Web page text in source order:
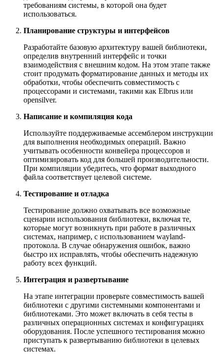
требованиям системы, в которой она будет
использоваться.
Планирование структуры и интерфейсов
Разработайте базовую архитектуру вашей библиотеки,
определив внутренний интерфейс и точки
взаимодействия с внешним кодом. На этом этапе также
стоит продумать форматирование данных и методы их
обработки, чтобы обеспечить совместимость с
процессорами и системами, такими как Elbrus или
opensilver.
Написание и компиляция кода
Используйте поддерживаемые ассемблером инструкции
для выполнения необходимых операций. Важно
учитывать особенности конвейера процессоров и
оптимизировать код для большей производительности.
При компиляции убедитесь, что формат выходного
файла соответствует целевой системе.
Тестирование и отладка
Тестирование должно охватывать все возможные
сценарии использования библиотеки, включая те,
которые могут возникнуть при работе в различных
системах, например, с использованием wayland-
протокола. В случае обнаружения ошибок, важно
быстро их исправлять, чтобы обеспечить надежную
работу всех функций.
Интеграция и развертывание
На этапе интеграции проверьте совместимость вашей
библиотеки с другими системными компонентами и
библиотеками. Это может включать в себя тесты в
различных операционных системах и конфигурациях
оборудования. После успешного тестирования можно
приступать к развертыванию библиотеки в целевых
системах.